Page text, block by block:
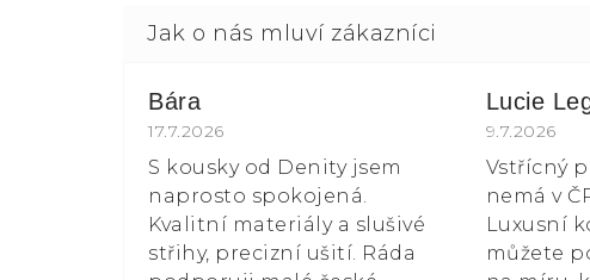
Bára
Hodnocení obchodu je 5 z 5 hvězdiček.
17.7.2026
S kousky od Denity jsem
naprosto spokojená.
Kvalitní materiály a slušivé
střihy, precizní ušití. Ráda
Lucie
9.7.2026
Vstřícný
nemá v
Luxusní
můžete